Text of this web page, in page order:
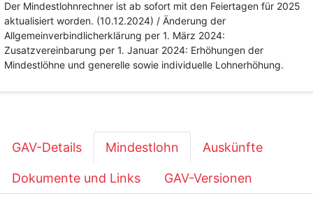
Der Mindestlohnrechner ist ab sofort mit den Feiertagen für 2025
aktualisiert worden. (10.12.2024) / Änderung der
Allgemeinverbindlicherklärung per 1. März 2024:
Zusatzvereinbarung per 1. Januar 2024: Erhöhungen der
Mindestlöhne und generelle sowie individuelle Lohnerhöhung.
GAV-Details Mindestlohn Auskünfte
Dokumente und Links GAV-Versionen